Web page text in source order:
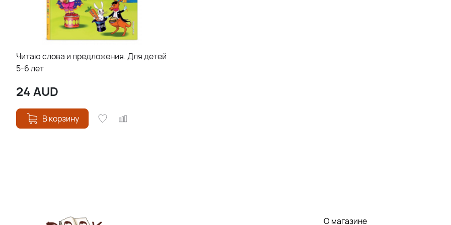
Читаю слова и предложения. Для детей
5-6 лет
24AUD
В корзину
О магазине